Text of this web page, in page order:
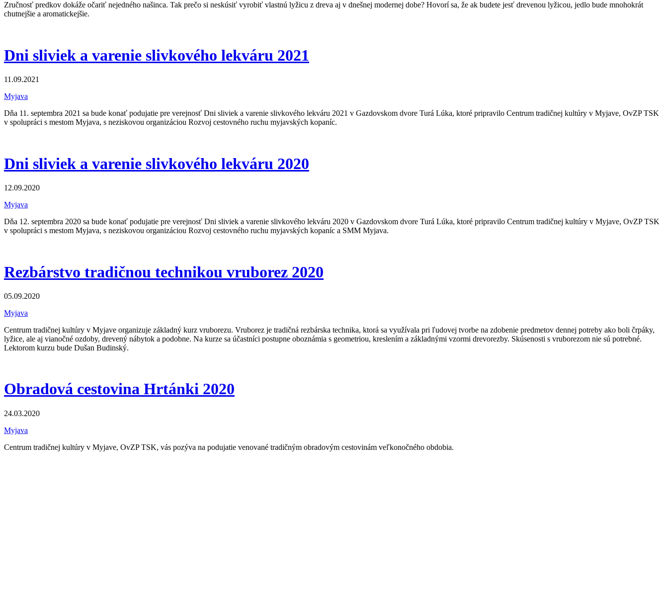
Zručnosť predkov dokáže očariť nejedného našinca. Tak prečo si neskúsiť vyrobiť vlastnú lyžicu z dreva aj v dnešnej modernej dobe? Hovorí sa, že ak budete jesť drevenou lyžicou, jedlo bude mnohokrát
chutnejšie a aromatickejšie.
Dni sliviek a varenie slivkového lekváru 2021
11.09.2021
Myjava
Dňa 11. septembra 2021 sa bude konať podujatie pre verejnosť Dni sliviek a varenie slivkového lekváru 2021 v Gazdovskom dvore Turá Lúka, ktoré pripravilo Centrum tradičnej kultúry v Myjave, OvZP TSK
v spolupráci s mestom Myjava, s neziskovou organizáciou Rozvoj cestovného ruchu myjavských kopaníc.
Dni sliviek a varenie slivkového lekváru 2020
12.09.2020
Myjava
Dňa 12. septembra 2020 sa bude konať podujatie pre verejnosť Dni sliviek a varenie slivkového lekváru 2020 v Gazdovskom dvore Turá Lúka, ktoré pripravilo Centrum tradičnej kultúry v Myjave, OvZP TSK
v spolupráci s mestom Myjava, s neziskovou organizáciou Rozvoj cestovného ruchu myjavských kopaníc a SMM Myjava.
Rezbárstvo tradičnou technikou vruborez 2020
05.09.2020
Myjava
Centrum tradičnej kultúry v Myjave organizuje základný kurz vruborezu. Vruborez je tradičná rezbárska technika, ktorá sa využívala pri ľudovej tvorbe na zdobenie predmetov dennej potreby ako boli črpáky,
lyžice, ale aj vianočné ozdoby, drevený nábytok a podobne. Na kurze sa účastníci postupne oboznámia s geometriou, kreslením a základnými vzormi drevorezby. Skúsenosti s vruborezom nie sú potrebné.
Lektorom kurzu bude Dušan Budinský.
Obradová cestovina Hrtánki 2020
24.03.2020
Myjava
Centrum tradičnej kultúry v Myjave, OvZP TSK, vás pozýva na podujatie venované tradičným obradovým cestovinám veľkonočného obdobia.